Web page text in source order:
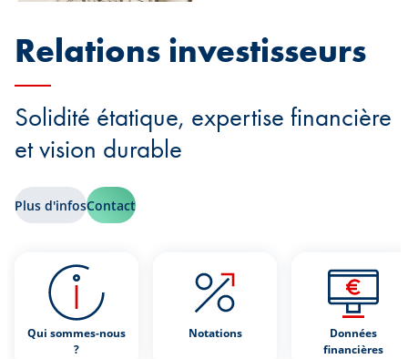
Relations investisseurs
Solidité étatique, expertise financière
et vision durable
Plus d'infosContact
Qui sommes-nous
?
Notations
Données
financières